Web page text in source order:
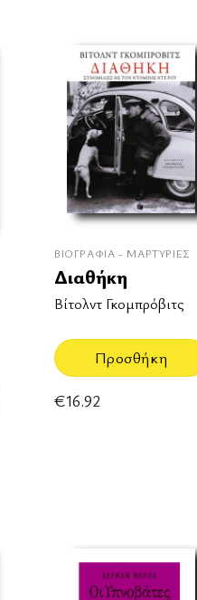
ΒΙΟΓΡΑΦΊΑ - ΜΑΡΤΥΡΊΕΣ
Διαθήκη
Βίτολντ Γκομπρόβιτς
Προσθήκη
€16.92